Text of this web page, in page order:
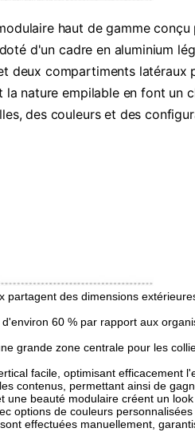
haut de gamme
d'un cadre en aluminium
deux compartiments
nature empilable en font
des couleurs et des
partagent des dimensions
60 % par rapport aux
grande zone centrale pour les
facile, optimisant efficacement
contenus, permettant ainsi de
une beauté modulaire créent un
options de couleurs
effectuées manuellement,